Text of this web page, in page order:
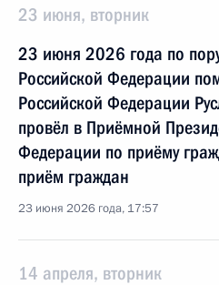
23 июня, вторник
23 июня 2026 года по
Российской Федерации
Российской Федерации
провёл в Приёмной
Федерации по приёму
приём граждан
23 июня 2026 года, 17:57
14 апреля, вторник